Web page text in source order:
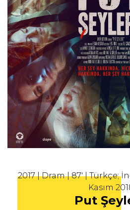
2017 | Dram | 87' | Türkçe;
Kasım
Put